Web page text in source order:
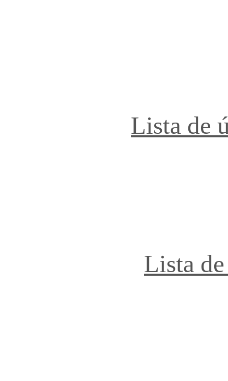
Lista de
Lista